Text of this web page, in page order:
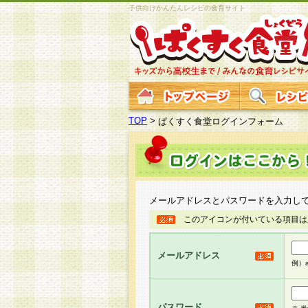
子供向けかんたんレシピの食育サイト
TOP >ぱくすく食堂ログインフォーム
メールアドレスとパスワードを入力し
このアイコンが付いている項目
メールアドレス
例）